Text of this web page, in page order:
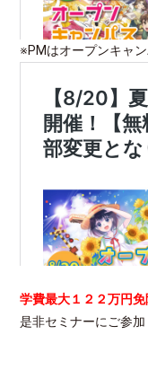
※PMはオープンキャ
学費最大１２２万円
是非セミナーにご参加